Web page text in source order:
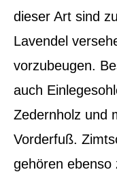
dieser Art sind
Lavendel
vorzubeugen.
auch
Zedernholz und
Vorderfuß.
gehören ebenso